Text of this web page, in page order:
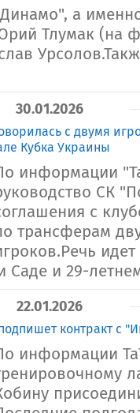
а
Тлумак (на
30.01.2026
с двумя
Кубка Украины
информации
СК
с
трансферам
Саде и 29-
22.01.2026
контракт с
информации